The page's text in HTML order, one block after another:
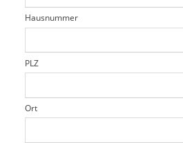
r
d
t
f
e
d
Hausnummer
PLZ
Ort